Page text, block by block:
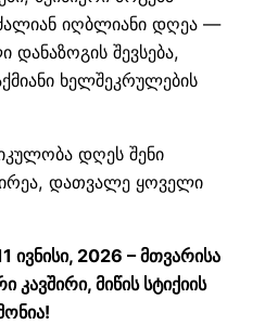
იღბლიანი დღეა —
შევსება,
ხელშეკრულების
დღეს შენი
დათვალე ყოველი
ივნისი, 2026 – მთვარისა
მიწის სტიქიის